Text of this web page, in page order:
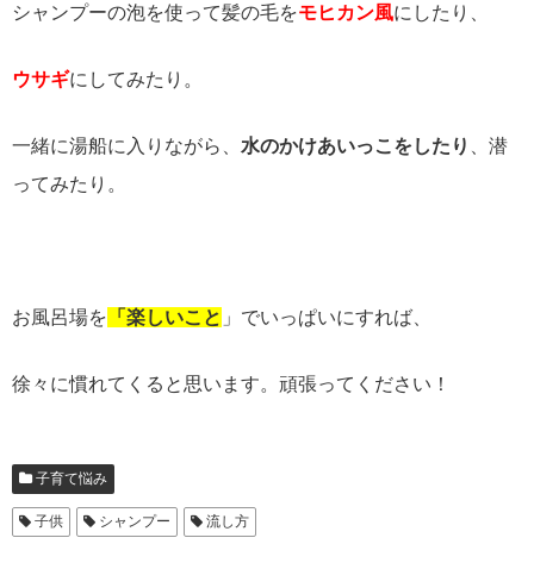
シャンプーの泡を使って髪の毛をモヒカン風にしたり、
ウサギにしてみたり。
一緒に湯船に入りながら、 水のかけあいっこをしたり
、潜
ってみたり。
お風呂場を 「楽しいこと 」でいっぱいにすれば、
徐々に慣れてくると思います。頑張ってください！
子育て悩み
子供 シャンプー 流し方